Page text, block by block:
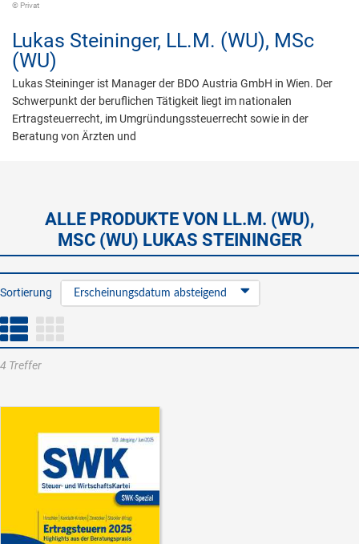
© Privat
Lukas Steininger, LL.M. (WU), MSc
(WU)
Lukas Steininger ist Manager der BDO Austria GmbH in Wien. Der
Schwerpunkt der beruflichen Tätigkeit liegt im nationalen
Ertragsteuerrecht, im Umgründungssteuerrecht sowie in der
Beratung von Ärzten und
ALLE PRODUKTE VON LL.M. (WU),
MSC (WU) LUKAS STEININGER
Sortierung Erscheinungsdatum absteigend
4 Treffer